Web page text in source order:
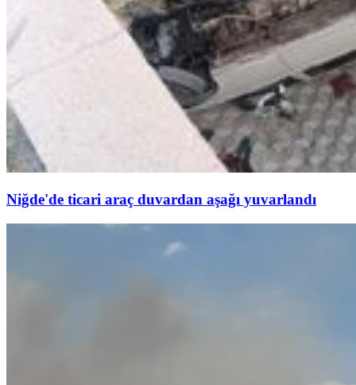
Niğde'de ticari araç duvardan aşağı yuvarlandı